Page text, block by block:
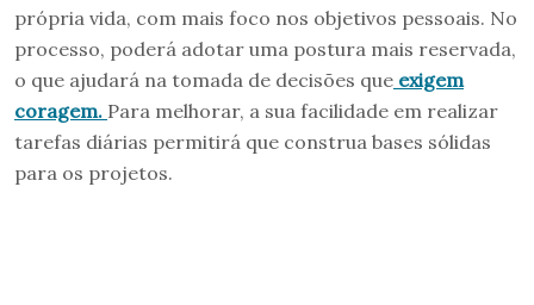
própria vida, com mais foco nos objetivos pessoais. No
processo, poderá adotar uma postura mais reservada,
o que ajudará na tomada de decisões que exigem
coragem. Para melhorar, a sua facilidade em realizar
tarefas diárias permitirá que construa bases sólidas
para os projetos.